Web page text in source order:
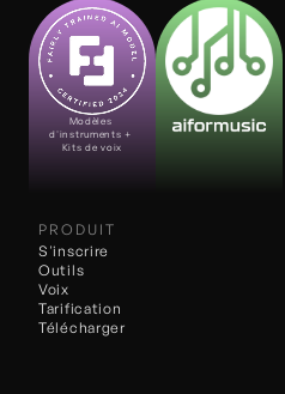
Modèles
d'instruments +
Kits de voix
PRODUIT
S'inscrire
Outils
Voix
Tarification
Télécharger